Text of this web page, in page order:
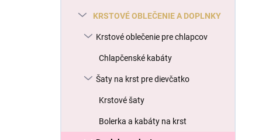
KRSTOVÉ OBLEČENIE A DOPLNKY
Krstové oblečenie pre chlapcov
Chlapčenské kabáty
Šaty na krst pre dievčatko
Krstové šaty
Bolerka a kabáty na krst